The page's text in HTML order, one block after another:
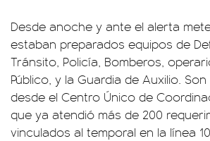
Desde anoche y ante el alerta
estaban preparados equipos de
Tránsito, Policía, Bomberos,
Público, y la Guardia de Auxilio.
desde el Centro Único de
que ya atendió más de 200
vinculados al temporal en la línea